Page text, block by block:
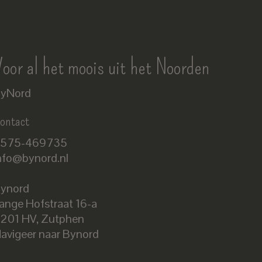
al het moois uit het Noorden
469735
Hofstraat 16-a
HV, Zutphen
naar Bynord